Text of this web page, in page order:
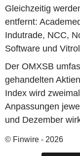
Gleichzeitig
entfernt:
Indutrade, NCC,
Software und
Der OMXSB
gehandelten
Index wird
Anpassungen
und Dezember
© Finwire - 2026